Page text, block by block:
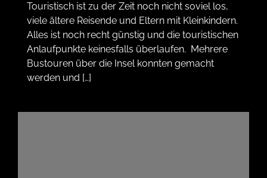
Touristisch ist zu der Zeit noch nicht soviel los,
viele ältere Reisende und Eltern mit Kleinkindern.
Alles ist noch recht günstig und die touristischen
Anlaufpunkte keinesfalls überlaufen. Mehrere
Bustouren über die Insel konnten gemacht
werden und […]